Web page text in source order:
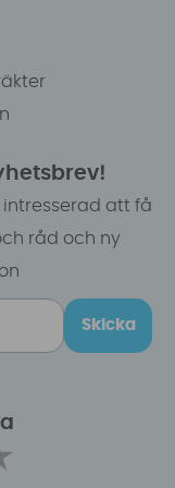
intresserad att få
råd och ny
Skicka